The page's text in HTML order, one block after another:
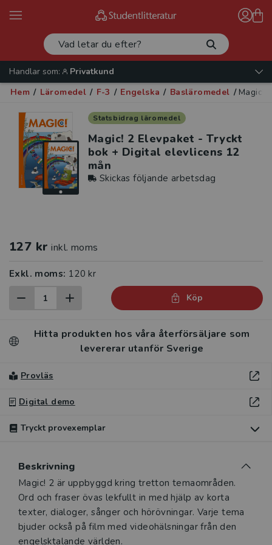
Handlar som:
Privatkund
Hem / Läromedel / F-3 / Engelska / Basläromedel / Magic!
Statsbidrag läromedel
Magic! 2 Elevpaket - Tryckt
bok + Digital elevlicens 12
mån
Skickas följande arbetsdag
127 kr inkl. moms
Exkl. moms: 120 kr
Köp
Hitta produkten hos våra återförsäljare som
levererar utanför Sverige
Provläs
Digital demo
Tryckt provexemplar
tryckt provexemplar av den här produkten.
Ett tryckt provexemplar ger dig möjlighet att i lugn och ro
utvärdera hur produkten passar in i din undervisning.
Observera att erbjudandet endast gäller relevanta
produkter för din undervisning (nivå och ämne) och dig
Beskrivning
Beskrivning
Magic! 2 är uppbyggd kring tretton temaområden.
Ord och fraser övas lekfullt in med hjälp av korta
texter, dialoger, sånger och hörövningar. Varje tema
bjuder också på film med videohälsningar från den
engelsktalande världen.